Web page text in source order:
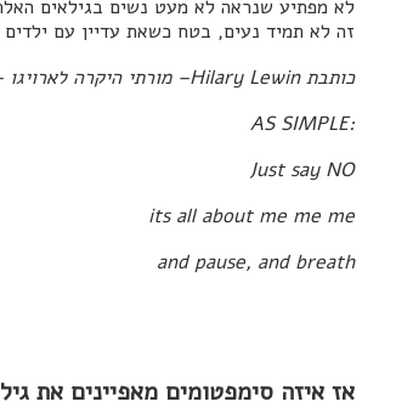
לא מפתיע שנראה לא מעט נשים בגילאים
זה לא תמיד נעים, בטח כשאת עדיין עם
כותבת Hilary Lewin– מורתי היקרה לארויגו –
:AS SIMPLE
Just say NO
its all about me me me
and pause, and breath
אז איזה סימפטומים מאפיינים את